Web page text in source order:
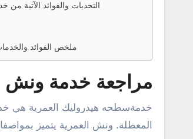
التحديات والفوائد الآتية
ملخص الفوائد
مراجعة خدمة ونش
خدمةسطحه هيدروليك العمرية هي خدمة سطحة هيدروليك تعمل على مدار الساعة لتوفير خدمات الرفع والسحب للمركبات
المعطلة. ونش العمرية يتميز